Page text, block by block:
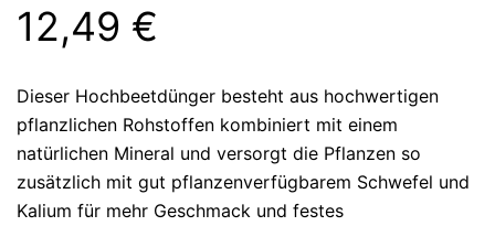
12,49 €
Dieser Hochbeetdünger besteht aus hochwertigen
pflanzlichen Rohstoffen kombiniert mit einem
natürlichen Mineral und versorgt die Pflanzen so
zusätzlich mit gut pflanzenverfügbarem Schwefel und
Kalium für mehr Geschmack und festes